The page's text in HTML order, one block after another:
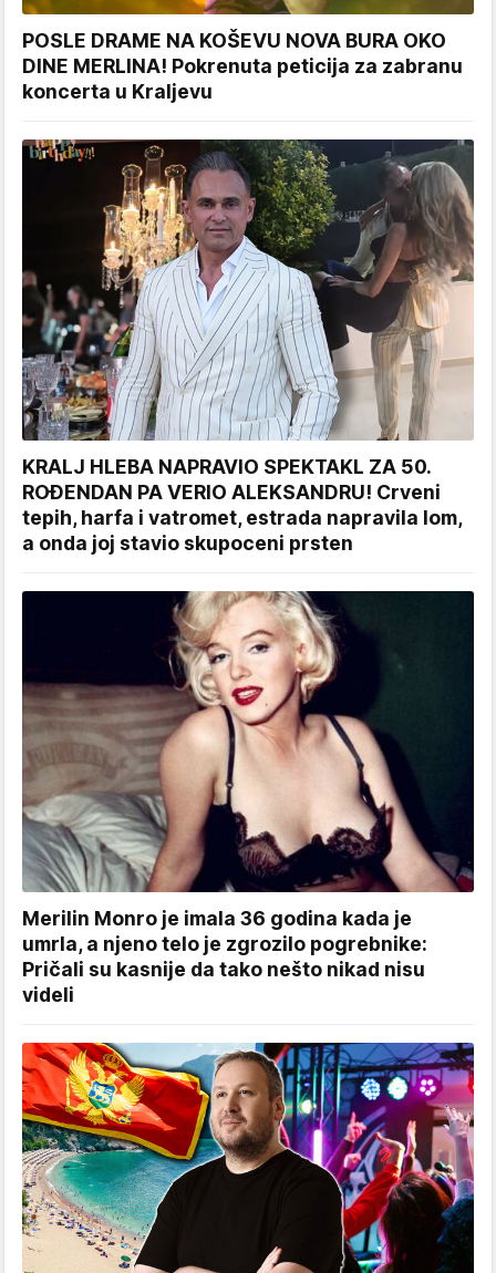
POSLE DRAME NA KOŠEVU NOVA BURA OKO
DINE MERLINA! Pokrenuta peticija za zabranu
koncerta u Kraljevu
KRALJ HLEBA NAPRAVIO SPEKTAKL ZA 50.
ROĐENDAN PA VERIO ALEKSANDRU! Crveni
tepih, harfa i vatromet, estrada napravila lom,
a onda joj stavio skupoceni prsten
Merilin Monro je imala 36 godina kada je
umrla, a njeno telo je zgrozilo pogrebnike:
Pričali su kasnije da tako nešto nikad nisu
videli